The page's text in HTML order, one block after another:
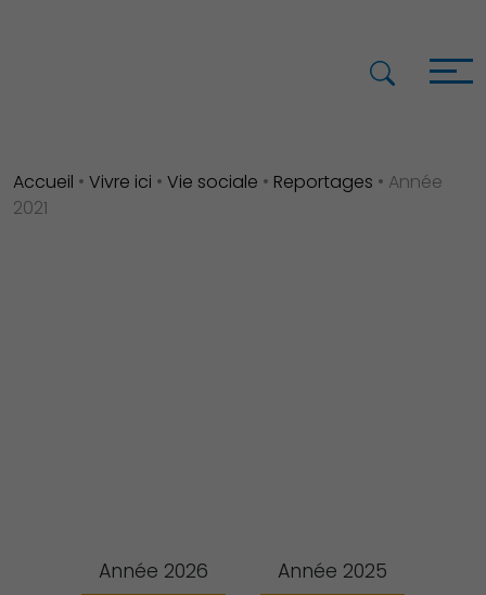
Accueil • Vivre ici • Vie sociale • Reportages • Année
2021
Année 2026
Année 2025